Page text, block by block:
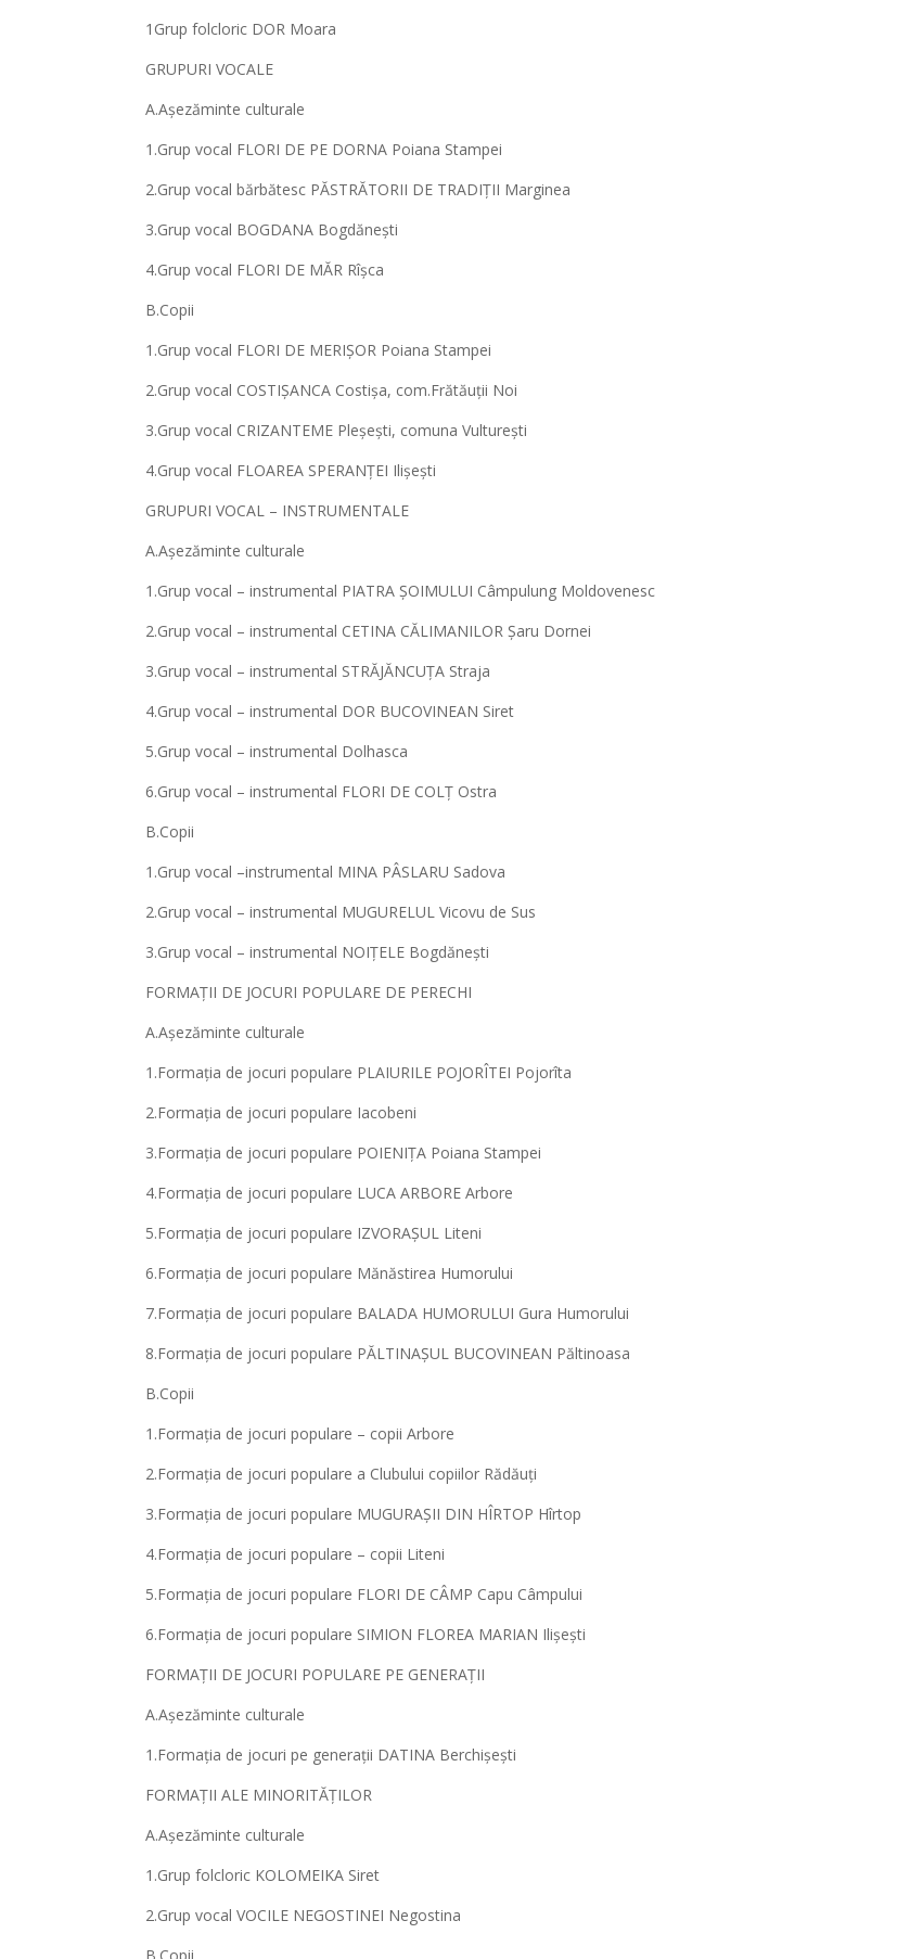
1Grup folcloric DOR Moara
GRUPURI VOCALE
A.Așezăminte culturale
1.Grup vocal FLORI DE PE DORNA Poiana Stampei
2.Grup vocal bărbătesc PĂSTRĂTORII DE TRADIȚII Marginea
3.Grup vocal BOGDANA Bogdănești
4.Grup vocal FLORI DE MĂR Rîșca
B.Copii
1.Grup vocal FLORI DE MERIȘOR Poiana Stampei
2.Grup vocal COSTIȘANCA Costișa, com.Frătăuții Noi
3.Grup vocal CRIZANTEME Pleșești, comuna Vulturești
4.Grup vocal FLOAREA SPERANȚEI Ilișești
GRUPURI VOCAL – INSTRUMENTALE
A.Așezăminte culturale
1.Grup vocal – instrumental PIATRA ȘOIMULUI Câmpulung Moldovenesc
2.Grup vocal – instrumental CETINA CĂLIMANILOR Șaru Dornei
3.Grup vocal – instrumental STRĂJĂNCUȚA Straja
4.Grup vocal – instrumental DOR BUCOVINEAN Siret
5.Grup vocal – instrumental Dolhasca
6.Grup vocal – instrumental FLORI DE COLȚ Ostra
B.Copii
1.Grup vocal –instrumental MINA PÂSLARU Sadova
2.Grup vocal – instrumental MUGURELUL Vicovu de Sus
3.Grup vocal – instrumental NOIȚELE Bogdănești
FORMAȚII DE JOCURI POPULARE DE PERECHI
A.Așezăminte culturale
1.Formația de jocuri populare PLAIURILE POJORÎTEI Pojorîta
2.Formația de jocuri populare Iacobeni
3.Formația de jocuri populare POIENIȚA Poiana Stampei
4.Formația de jocuri populare LUCA ARBORE Arbore
5.Formația de jocuri populare IZVORAȘUL Liteni
6.Formația de jocuri populare Mănăstirea Humorului
7.Formația de jocuri populare BALADA HUMORULUI Gura Humorului
8.Formația de jocuri populare PĂLTINAȘUL BUCOVINEAN Păltinoasa
B.Copii
1.Formația de jocuri populare – copii Arbore
2.Formația de jocuri populare a Clubului copiilor Rădăuți
3.Formația de jocuri populare MUGURAȘII DIN HÎRTOP Hîrtop
4.Formația de jocuri populare – copii Liteni
5.Formația de jocuri populare FLORI DE CÂMP Capu Câmpului
6.Formația de jocuri populare SIMION FLOREA MARIAN Ilișești
FORMAȚII DE JOCURI POPULARE PE GENERAȚII
A.Așezăminte culturale
1.Formația de jocuri pe generații DATINA Berchișești
FORMAȚII ALE MINORITĂȚILOR
A.Așezăminte culturale
1.Grup folcloric KOLOMEIKA Siret
2.Grup vocal VOCILE NEGOSTINEI Negostina